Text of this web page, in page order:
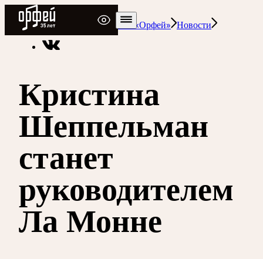
Радио Орфей
Радио классической музыки «Орфей» Новости
Кристина
Шеппельман
станет
руководителем
Ла Монне